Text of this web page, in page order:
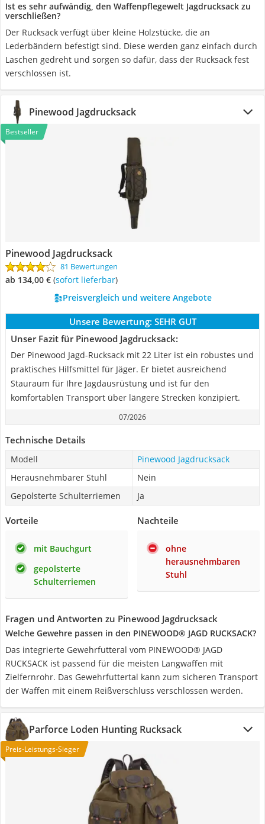
Ist es sehr aufwändig, den Waffenpflegewelt Jagdrucksack zu
verschließen?
Der Rucksack verfügt über kleine Holzstücke, die an
Lederbändern befestigt sind. Diese werden ganz einfach durch
Laschen gedreht und sorgen so dafür, dass der Rucksack fest
verschlossen ist.
Pinewood Jagdrucksack
Bestseller
Pinewood Jagdrucksack
81 Bewertungen
ab 134,00 € ( Sofort lieferbar)
Preisvergleich und weitere Angebote
Unsere Bewertung: SEHR GUT
Unser Fazit für Pinewood Jagdrucksack:
Der Pinewood Jagd-Rucksack mit 22 Liter ist ein robustes und
praktisches Hilfsmittel für Jäger. Er bietet ausreichend
Stauraum für Ihre Jagdausrüstung und ist für den
komfortablen Transport über längere Strecken konzipiert.
07/2026
Technische Details
Modell
Pinewood Jagdrucksack
Herausnehmbarer Stuhl
Nein
Gepolsterte Schulterriemen
Ja
Vorteile
mit Bauchgurt
gepolsterte
Schulterriemen
Nachteile
ohne
herausnehmbaren
Stuhl
Fragen und Antworten zu Pinewood Jagdrucksack
Welche Gewehre passen in den PINEWOOD® JAGD RUCKSACK?
Das integrierte Gewehrfutteral vom PINEWOOD® JAGD
RUCKSACK ist passend für die meisten Langwaffen mit
Zielfernrohr. Das Gewehrfuttertal kann zum sicheren Transport
der Waffen mit einem Reißverschluss verschlossen werden.
Parforce Loden Hunting Rucksack
Preis-Leistungs-Sieger